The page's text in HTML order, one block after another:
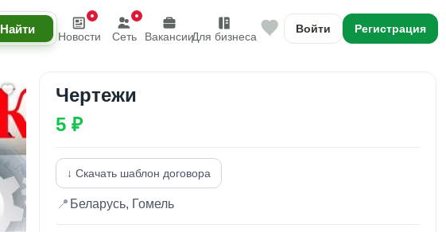
Новости Сеть ВакансииДля бизнеса
Войти Регистрация
Чертежи
5 ₽
↓ Скачать шаблон договора
📍 Беларусь, Гомель